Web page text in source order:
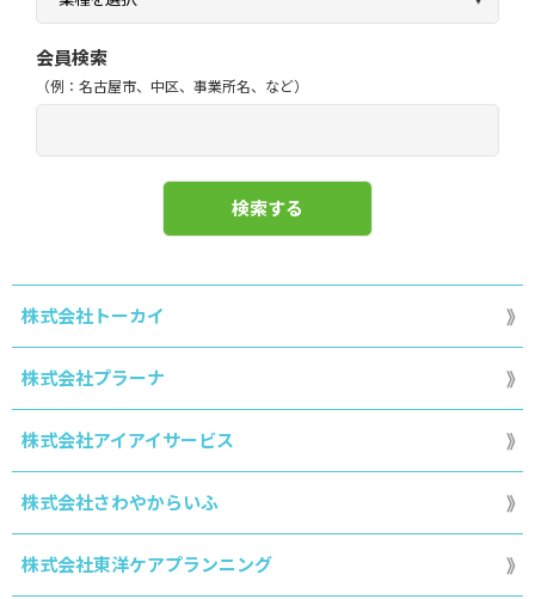
会員検索
（例：名古屋市、中区、事業所名、など）
株式会社トーカイ
株式会社プラーナ
株式会社アイアイサービス
株式会社さわやからいふ
株式会社東洋ケアプランニング